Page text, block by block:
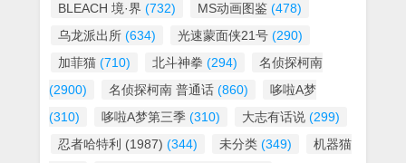
BLEACH 境·界 (732) MS动画图鉴 (478)
乌龙派出所 (634) 光速蒙面侠21号 (290)
加菲猫 (710) 北斗神拳 (294)
名侦探柯南
(2900)
名侦探柯南 普通话 (860)
哆啦A梦
(310)
哆啦A梦第三季 (310) 大志有话说 (299)
忍者哈特利 (1987) (344) 未分类 (349)
机器猫